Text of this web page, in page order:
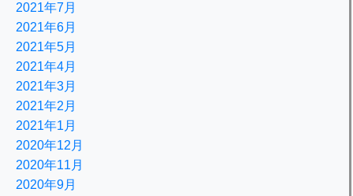
2021年7月
2021年6月
2021年5月
2021年4月
2021年3月
2021年2月
2021年1月
2020年12月
2020年11月
2020年9月